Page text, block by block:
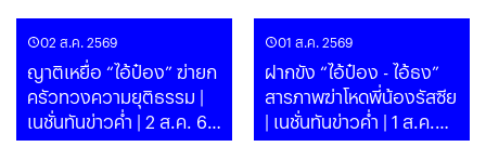
02 ส.ค. 2569
ญาติเหยื่อ “ไอ้ป๋อง” ฆ่ายก
ครัวทวงความยุติธรรม |
เนชั่นทันข่าวค่ำ | 2 ส.ค. 69
| PART
01 ส.ค. 2569
ฝากขัง “ไอ้ป๋อง - ไอ้ธง”
สารภาพฆ่าโหดพี่น้องรัสซีย
| เนชั่นทันข่าวค่ำ | 1 ส.ค.
69 | PART